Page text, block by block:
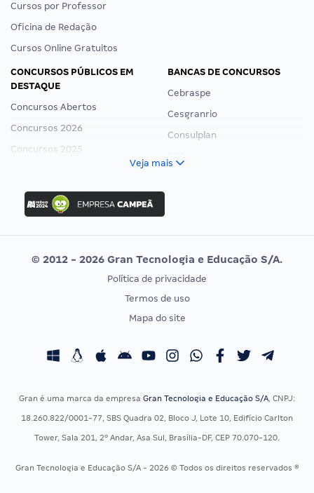
Cursos por Professor
Oficina de Redação
Cursos Online Gratuitos
CONCURSOS PÚBLICOS EM
DESTAQUE
Concursos Abertos
Concursos 2026
Concursos 2025
Concurso Ibama
Concurso MPU
Editais publicados
BANCAS DE CONCURSOS
Cebraspe
Cesgranrio
Consulplan
Vunesp
CONCURSOS POR PROFISSÃO
Concursos Fiscais
Concursos Saúde
Residência Multiprofissional
EXAME DE ORDEM
Calendário OAB
Veja mais
© 2012 - 2026 Gran Tecnologia e Educação S/A.
Política de privacidade
Termos de uso
Mapa do site
Gran é uma marca da empresa Gran Tecnologia e Educação S/A, CNPJ:
18.260.822/0001-77, SBS Quadra 02, Bloco J, Lote 10, Edifício Carlton
Tower, Sala 201, 2º Andar, Asa Sul, Brasília-DF, CEP 70.070-120.
Gran Tecnologia e Educação S/A - 2026 © Todos os direitos reservados ®